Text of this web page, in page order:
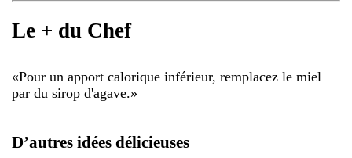
Le + du Chef
«Pour un apport calorique inférieur, remplacez le miel
par du sirop d'agave.»
D’autres idées délicieuses